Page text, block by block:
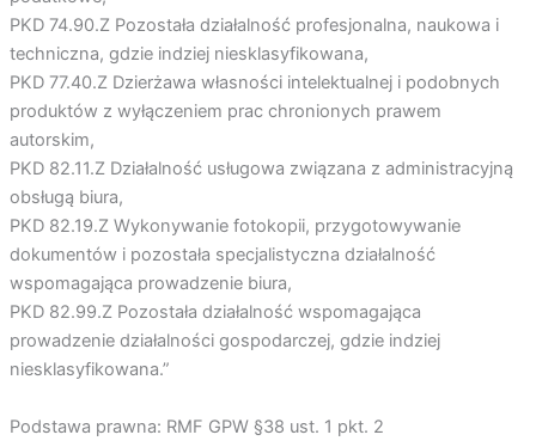
PKD 74.90.Z Pozostała działalność profesjonalna, naukowa i
techniczna, gdzie indziej niesklasyfikowana,
PKD 77.40.Z Dzierżawa własności intelektualnej i podobnych
produktów z wyłączeniem prac chronionych prawem
autorskim,
PKD 82.11.Z Działalność usługowa związana z administracyjną
obsługą biura,
PKD 82.19.Z Wykonywanie fotokopii, przygotowywanie
dokumentów i pozostała specjalistyczna działalność
wspomagająca prowadzenie biura,
PKD 82.99.Z Pozostała działalność wspomagająca
prowadzenie działalności gospodarczej, gdzie indziej
niesklasyfikowana.”
Podstawa prawna: RMF GPW §38 ust. 1 pkt. 2